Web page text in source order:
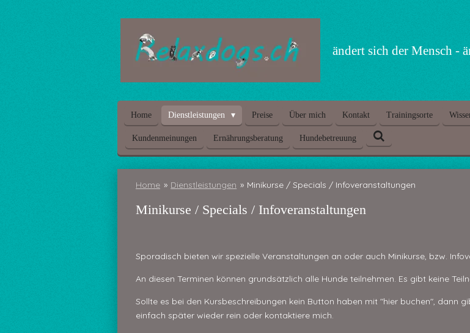
ändert sich der Mensch -
Home Dienstleistungen Preise Über mich Kontakt Trainingsorte
Kundenmeinungen Ernährungsberatung Hundebetreuung
Home » Dienstleistungen » Minikurse / Specials / Infoveranstaltungen
Minikurse / Specials / Infoveranstaltungen
Sporadisch bieten wir spezielle Veranstaltungen an oder auch Minikurse, bzw.
An diesen Terminen können grundsätzlich alle Hunde teilnehmen. Es gibt keine
Sollte es bei den Kursbeschreibungen kein Button haben mit "hier buchen", dann
einfach später wieder rein oder kontaktiere mich.